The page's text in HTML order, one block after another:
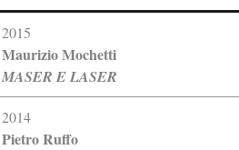
2015
Maurizio Mochetti
MASER E LASER
2014
Pietro Ruffo